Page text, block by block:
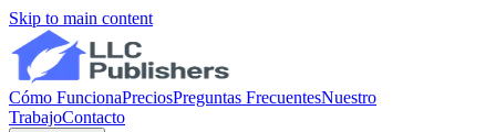
Skip to main content
Cómo FuncionaPreciosPreguntas FrecuentesNuestro
TrabajoContacto